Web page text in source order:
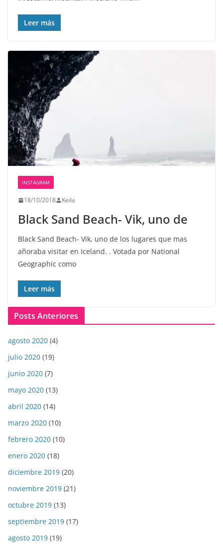
Leer más
INSTAGRAM
18/10/2018 Keila
Black Sand Beach- Vik, uno de
Black Sand Beach- Vik, uno de los lugares que mas
añoraba visitar en Iceland. . Votada por National
Geographic como
Leer más
Posts Anteriores
agosto 2020 (4)
julio 2020 (19)
junio 2020 (7)
mayo 2020 (13)
abril 2020 (14)
marzo 2020 (10)
febrero 2020 (10)
enero 2020 (18)
diciembre 2019 (20)
noviembre 2019 (21)
octubre 2019 (13)
septiembre 2019 (17)
agosto 2019 (19)